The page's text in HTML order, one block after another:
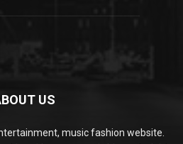
US
music fashion website.